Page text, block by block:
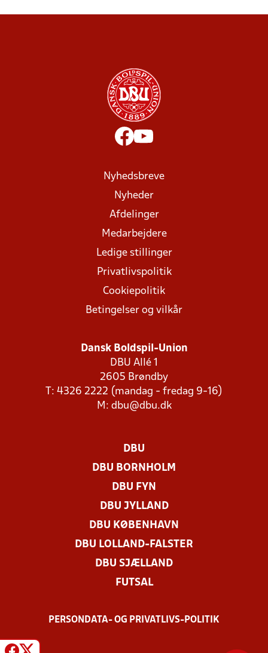
Nyhedsbreve
Nyheder
Afdelinger
Medarbejdere
Ledige stillinger
Privatlivspolitik
Cookiepolitik
Betingelser og vilkår
Dansk Boldspil-Union
DBU Allé 1
2605 Brøndby
T: 4326 2222 (mandag - fredag 9-16)
M: dbu@dbu.dk
DBU
DBU BORNHOLM
DBU FYN
DBU JYLLAND
DBU KØBENHAVN
DBU LOLLAND-FALSTER
DBU SJÆLLAND
FUTSAL
PERSONDATA- OG PRIVATLIVS-POLITIK